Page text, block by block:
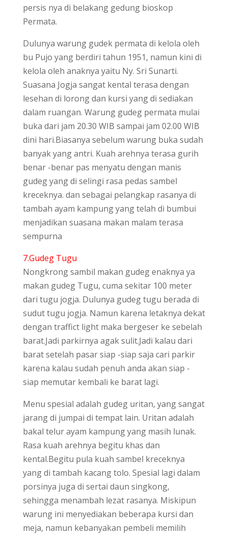
persis nya di belakang gedung bioskop
Permata.
Dulunya warung gudek permata di kelola oleh
bu Pujo yang berdiri tahun 1951, namun kini di
kelola oleh anaknya yaitu Ny. Sri Sunarti.
Suasana Jogja sangat kental terasa dengan
lesehan di lorong dan kursi yang di sediakan
dalam ruangan. Warung gudeg permata mulai
buka dari jam 20.30 WIB sampai jam 02.00 WIB
dini hari.Biasanya sebelum warung buka sudah
banyak yang antri. Kuah arehnya terasa gurih
benar -benar pas menyatu dengan manis
gudeg yang di selingi rasa pedas sambel
kreceknya. dan sebagai pelangkap rasanya di
tambah ayam kampung yang telah di bumbui
menjadikan suasana makan malam terasa
sempurna
7.Gudeg Tugu
Nongkrong sambil makan gudeg enaknya ya
makan gudeg Tugu, cuma sekitar 100 meter
dari tugu jogja. Dulunya gudeg tugu berada di
sudut tugu jogja. Namun karena letaknya dekat
dengan traffict light maka bergeser ke sebelah
barat.Jadi parkirnya agak sulit.Jadi kalau dari
barat setelah pasar siap -siap saja cari parkir
karena kalau sudah penuh anda akan siap -
siap memutar kembali ke barat lagi.
Menu spesial adalah gudeg uritan, yang sangat
jarang di jumpai di tempat lain. Uritan adalah
bakal telur ayam kampung yang masih lunak.
Rasa kuah arehnya begitu khas dan
kental.Begitu pula kuah sambel kreceknya
yang di tambah kacang tolo. Spesial lagi dalam
porsinya juga di sertai daun singkong,
sehingga menambah lezat rasanya. Miskipun
warung ini menyediakan beberapa kursi dan
meja, namun kebanyakan pembeli memilih